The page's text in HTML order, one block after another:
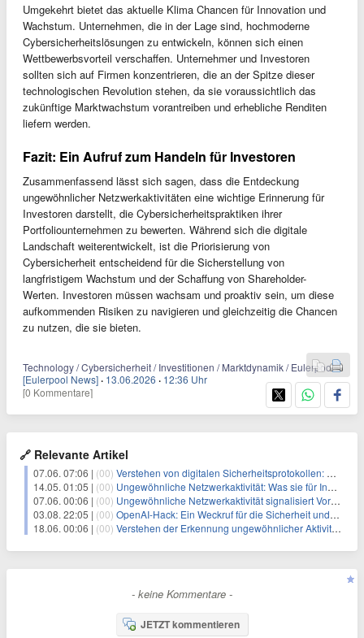
Umgekehrt bietet das aktuelle Klima Chancen für Innovation und
Wachstum. Unternehmen, die in der Lage sind, hochmoderne
Cybersicherheitslösungen zu entwickeln, können sich einen
Wettbewerbsvorteil verschaffen. Unternehmer und Investoren
sollten sich auf Firmen konzentrieren, die an der Spitze dieser
technologischen Revolution stehen, da sie voraussichtlich das
zukünftige Marktwachstum vorantreiben und erhebliche Renditen
liefern werden.
Fazit: Ein Aufruf zum Handeln für Investoren
Zusammenfassend lässt sich sagen, dass die Entdeckung
ungewöhnlicher Netzwerkaktivitäten eine wichtige Erinnerung für
Investoren darstellt, die Cybersicherheitspraktiken ihrer
Portfoliounternehmen zu bewerten. Während sich die digitale
Landschaft weiterentwickelt, ist die Priorisierung von
Cybersicherheit entscheidend für die Sicherstellung von
langfristigem Wachstum und der Schaffung von Shareholder-
Werten. Investoren müssen wachsam und proaktiv sein, um diese
aufkommenden Risiken zu navigieren und gleichzeitig die Chancen
zu nutzen, die sie bieten.
Technology / Cybersicherheit / Investitionen / Marktdynamik / Eulerpool
[Eulerpool News] · 13.06.2026 · 12:36 Uhr
[0 Kommentare]
🔗 Relevante Artikel
07.06. 07:06 | (00) Verstehen von digitalen Sicherheitsprotokollen: Ein Leitfaden für Investoren
14.05. 01:05 | (00) Ungewöhnliche Netzwerkaktivität: Was sie für Investoren und Marktdynamik bedeutet
07.06. 00:06 | (00) Ungewöhnliche Netzwerkaktivität signalisiert Vorsicht für Investoren
03.08. 22:05 | (00) OpenAI-Hack: Ein Weckruf für die Sicherheit und Innovation von KI
18.06. 00:06 | (00) Verstehen der Erkennung ungewöhnlicher Aktivitäten: Ein Aufruf zu verbesserter Cybersicherheit
- keine Kommentare -
JETZT kommentieren